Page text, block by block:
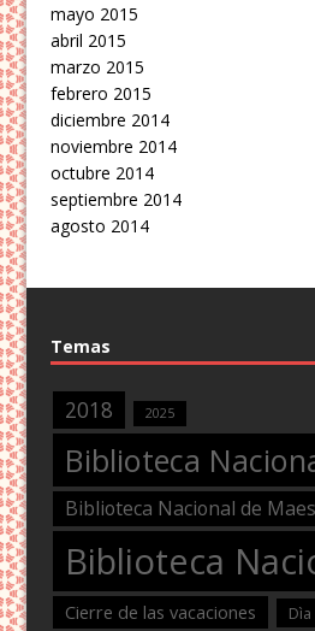
mayo 2015
abril 2015
marzo 2015
febrero 2015
diciembre 2014
noviembre 2014
octubre 2014
septiembre 2014
agosto 2014
Temas
2018 2025
Biblioteca
Biblioteca Nacional de
Biblioteca
Cierre de las vacaciones